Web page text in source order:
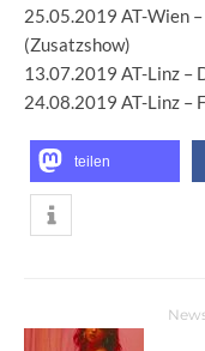
25.05.2019 AT-Wien
(Zusatzshow)
13.07.2019 AT-Linz –
24.08.2019 AT-Linz –
teilen